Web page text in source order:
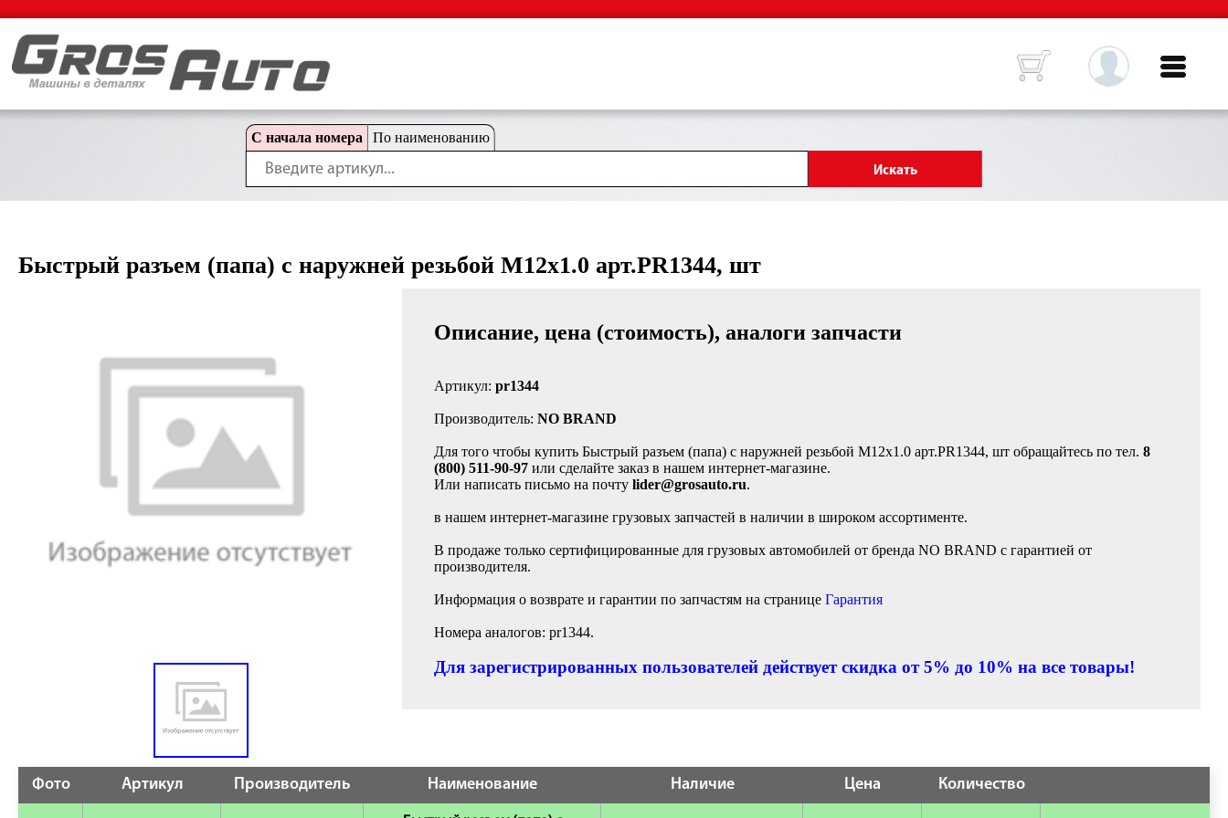
С начала номера По наименованию
Быстрый разъем (папа) с наружней резьбой M12x1.0 арт.PR1344, шт
Описание, цена (стоимость), аналоги запчасти
Артикул: pr1344
Производитель: NO BRAND
Для того чтобы купить Быстрый разъем (папа) с наружней резьбой M12x1.0 арт.PR1344, шт обращайтесь по тел. 8
(800) 511-90-97 или сделайте заказ в нашем интернет-магазине.
Или написать письмо на почту lider@grosauto.ru.
в нашем интернет-магазине грузовых запчастей в наличии в широком ассортименте.
В продаже только сертифицированные для грузовых автомобилей от бренда NO BRAND с гарантией от
производителя.
Информация о возврате и гарантии по запчастям на странице Гарантия
Номера аналогов: pr1344.
Для зарегистрированных пользователей действует скидка от 5% до 10% на все товары!
Фото Артикул Производитель Наименование Наличие Цена Количество